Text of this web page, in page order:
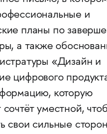
и
планы по
а также
«Дизайн и
цифрового
которую
сочтёт уместной,
свои сильные